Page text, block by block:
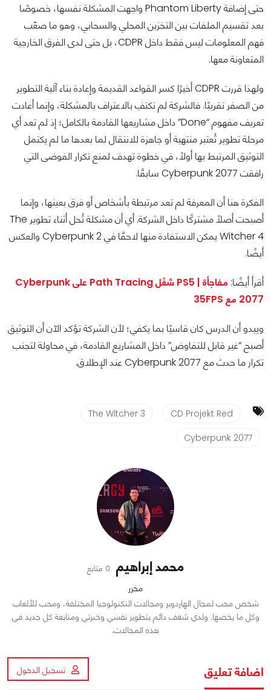
حتى إضافة Phantom Liberty واجهت المشكلة نفسها، خصوصًا
بعد تقسيم الملفات بين التخزين المحلي والسحابي، وهو ما صعّب
فهم المعلومات ليس فقط داخل CDPR، بل حتى لدى الفرق الخارجية
المتعاونة معها.
ولهذا قررت CDPR أخيرًا كسر القواعد القديمة وإعادة بناء آلية التطوير
من الصفر تقريبًا. فالشركة لم تكتفِ بالاعتراف بالمشكلة، وإنما أعادت
تعريف مفهوم “Done” داخل مشاريعها القادمة بالكامل؛ إذ لم تعد أي
مرحلة تطوير تُعتبر منتهية أو جاهزة للانتقال لما بعدها ما لم يكتمل
التوثيق المرتبط بها أولًا، في خطوة تهدف لمنع تكرار الفوضى التي
رافقت Cyberpunk 2077 سابقًا.
الفكرة هنا أن المعرفة لم تعد مرتبطة بأشخاص أو فرق بعينها، وإنما
أصبحت أصلًا مشتركًا داخل الشركة. أي أن مشكلة تُحل أثناء تطوير The
Witcher 4 يمكن الاستفادة منها لاحقًا في Cyberpunk 2 والعكس
أيضًا.
أقرأ أيضًا:
مفاجأة | PS5 شغّل Path Tracing على Cyberpunk
2077 مع 35FPS
ويبدو أن الدرس كان قاسيًا بما يكفي؛ لأن الشركة تؤكد الآن أن التوثيق
أصبح “غير قابل للتفاوض” داخل المشاريع القادمة، في محاولة لتجنب
تكرار ما حدث مع Cyberpunk 2077 عند الإطلاق.
CD Projekt Red
The Witcher 3
Cyberpunk 2077
محمد إبراهيم 0 متابع
محرر
شخص محب لمجال الهاردوير ومجالات التكنولوجيا المختلفة، ومحب للألعاب
وكل ما يخصها. ولدي شغف دائم بتطوير نفسي وخبرتي ومتابعة كل جديد في
هذه المجالات.
اضافة تعليق تسجيل الدخول